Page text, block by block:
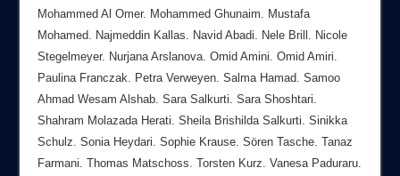
Mohammed Al Omer. Mohammed Ghunaim. Mustafa
Mohamed. Najmeddin Kallas. Navid Abadi. Nele Brill. Nicole
Stegelmeyer. Nurjana Arslanova. Omid Amini. Omid Amiri.
Paulina Franczak. Petra Verweyen. Salma Hamad. Samoo
Ahmad Wesam Alshab. Sara Salkurti. Sara Shoshtari.
Shahram Molazada Herati. Sheila Brishilda Salkurti. Sinikka
Schulz. Sonia Heydari. Sophie Krause. Sören Tasche. Tanaz
Farmani. Thomas Matschoss. Torsten Kurz. Vanesa Paduraru.